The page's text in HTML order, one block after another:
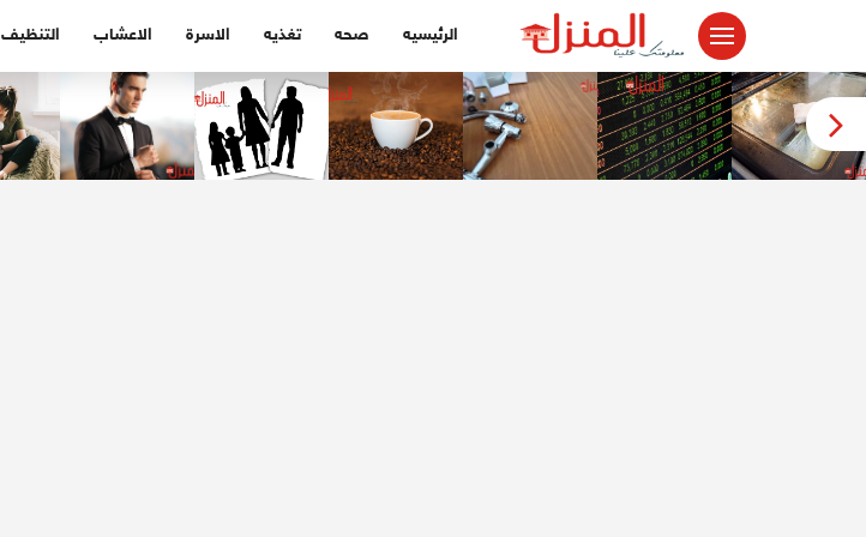
الرئيسيه صحه تغذيه الاسرة الاعشاب التنظيف